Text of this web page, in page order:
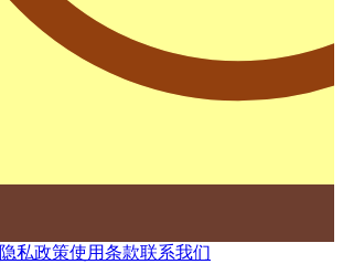
隐私政策使用条款联系我们